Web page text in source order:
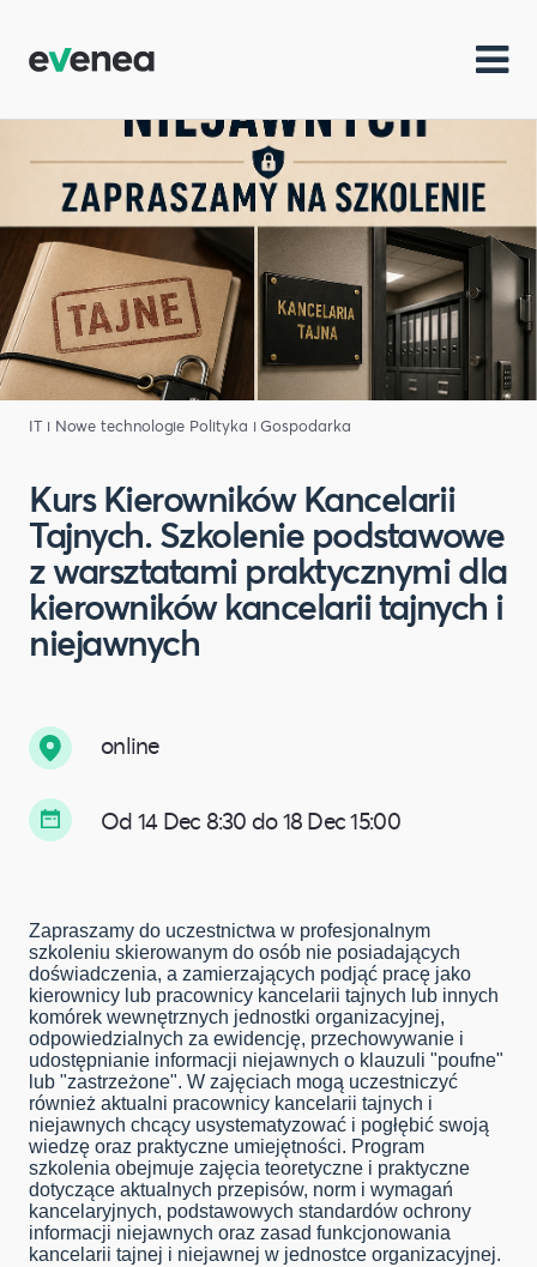
IT i Nowe technologie Polityka i Gospodarka
Kurs Kierowników Kancelarii
Tajnych. Szkolenie podstawowe
z warsztatami praktycznymi dla
kierowników kancelarii tajnych i
niejawnych
online
Od 14 Dec 8:30 do 18 Dec 15:00
Zapraszamy do uczestnictwa w profesjonalnym
szkoleniu skierowanym do osób nie posiadających
doświadczenia, a zamierzających podjąć pracę jako
kierownicy lub pracownicy kancelarii tajnych lub innych
komórek wewnętrznych jednostki organizacyjnej,
odpowiedzialnych za ewidencję, przechowywanie i
udostępnianie informacji niejawnych o klauzuli "poufne"
lub "zastrzeżone". W zajęciach mogą uczestniczyć
również aktualni pracownicy kancelarii tajnych i
niejawnych chcący usystematyzować i pogłębić swoją
wiedzę oraz praktyczne umiejętności. Program
szkolenia obejmuje zajęcia teoretyczne i praktyczne
dotyczące aktualnych przepisów, norm i wymagań
kancelaryjnych, podstawowych standardów ochrony
informacji niejawnych oraz zasad funkcjonowania
kancelarii tajnej i niejawnej w jednostce organizacyjnej.